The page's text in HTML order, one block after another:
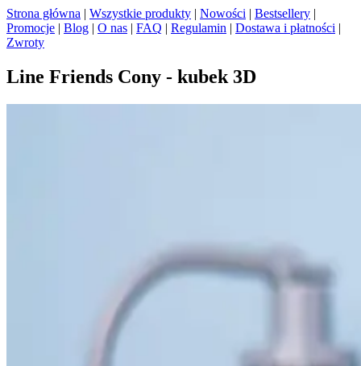
Strona główna | Wszystkie produkty | Nowości | Bestsellery |
Promocje | Blog | O nas | FAQ | Regulamin | Dostawa i płatności |
Zwroty
Line Friends Cony - kubek 3D